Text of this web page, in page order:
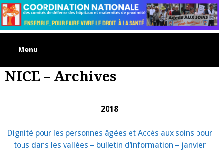
Skip
to
content
Menu
NICE – Archives
2018
Dignité pour les personnes âgées et Accès aux soins pour
tous dans les vallées – bulletin d’information – janvier